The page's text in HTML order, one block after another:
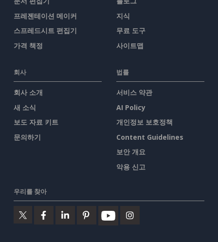
프레젠테이션 메이커
스프레드시트 편집기
가격 책정
지식
무료 도구
사이트맵
회사
회사 소개
새 소식
보도 자료 키트
문의하기
법률
서비스 약관
AI Policy
개인정보 보호정책
Content Guidelines
보안 개요
악용 신고
우리를 찾아